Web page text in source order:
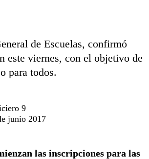
de Escuelas, confirmó
este viernes, con el objetivo de
para todos.
9
junio 2017
las inscripciones para las